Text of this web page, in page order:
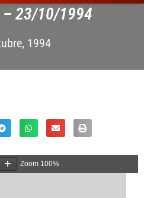
– 23/10/1994
1994
Zoom 100%